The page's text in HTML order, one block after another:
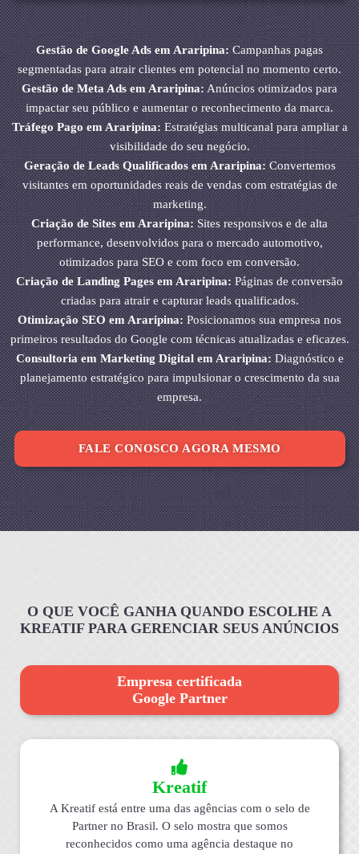
Gestão de Google Ads em Araripina:Campanhas pagas
segmentadas para atrair clientes em potencial no momento certo.
Gestão de Meta Ads em Araripina:Anúncios otimizados para
impactar seu público e aumentar o reconhecimento da marca.
Tráfego Pago em Araripina:Estratégias multicanal para ampliar a
visibilidade do seu negócio.
Geração de Leads Qualificados em Araripina:Convertemos
visitantes em oportunidades reais de vendas com estratégias de
marketing.
Criação de Sites em Araripina:Sites responsivos e de alta
performance, desenvolvidos para o mercado automotivo,
otimizados para SEO e com foco em conversão.
Criação de Landing Pages em Araripina:Páginas de conversão
criadas para atrair e capturar leads qualificados.
Otimização SEO em Araripina:Posicionamos sua empresa nos
primeiros resultados do Google com técnicas atualizadas e eficazes.
Consultoria em Marketing Digital em Araripina:Diagnóstico e
planejamento estratégico para impulsionar o crescimento da sua
empresa.
FALE CONOSCO AGORA MESMO
O QUE VOCÊ GANHA QUANDO ESCOLHE A
KREATIF PARA GERENCIAR SEUS ANÚNCIOS
Empresa certificada
Google Partner
Kreatif
A Kreatif está entre uma das agências com o selo de
Partner no Brasil. O selo mostra que somos
reconhecidos como uma agência destaque no